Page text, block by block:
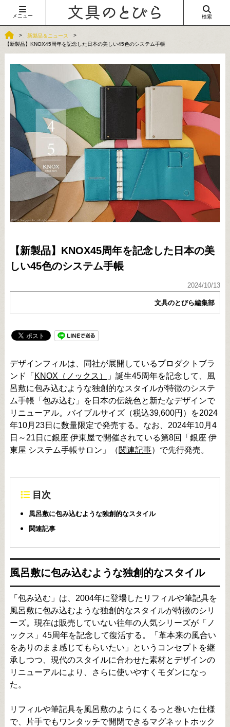
メニュー 検索
新製品＆ニュース
【新製品】KNOX45周年を記念した日本の美しい45色のシステム手帳
【新製品】KNOX45周年を記念した日本の美
しい45色のシステム手帳
2024/10/13
文具のとびら編集部
デザインフィルは、同社が展開しているプロダクトブラ
ンド「 KNOX（ノックス）
」誕生45周年を記念して、風
呂敷に包み込むような独創的なスタイルが特徴のシステ
ム手帳「包み込む」を日本の伝統色と新たなデザインで
リニューアル。バイブルサイズ（税込39,600円）を2024
年10月23日に数量限定で発売する。なお、2024年10月4
日～21日に銀座 伊東屋で開催されている第8回「銀座 伊
東屋 システム手帳サロン」（関連記事）で先行発売。
目次
風呂敷に包み込むような独創的なスタイル
関連記事
風呂敷に包み込むような独創的なスタイル
「包み込む」は、2004年に登場したリフィルや筆記具を
風呂敷に包み込むような独創的なスタイルが特徴のシリ
ーズ。現在は販売していない往年の人気シリーズが「ノ
ックス」45周年を記念して復活する。「革本来の風合い
をありのまま感じてもらいたい」というコンセプトを継
承しつつ、現代のスタイルに合わせた素材とデザインの
リニューアルにより、さらに使いやすくモダンになっ
た。
リフィルや筆記具を風呂敷のようにくるっと巻いた仕様
で、片手でもワンタッチで開閉できるマグネットホック